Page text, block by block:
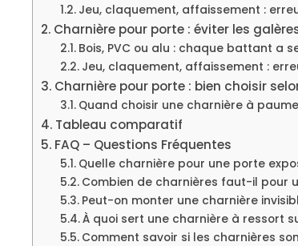
Jeu, claquement, affaissement :
Charnière pour porte : éviter les
Bois, PVC ou alu : chaque battant a
Jeu, claquement, affaissement :
Charnière pour porte : bien choisir
Quand choisir une charnière à
Tableau comparatif
FAQ – Questions Fréquentes
Quelle charnière pour une porte
Combien de charnières faut-il pour
Peut-on monter une charnière
À quoi sert une charnière à ressort
Comment savoir si les charnières